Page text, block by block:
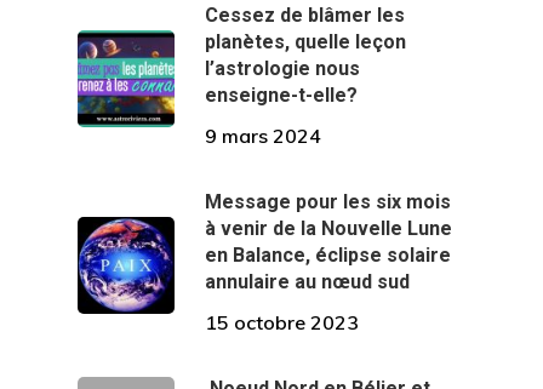
Cessez de blâmer les
planètes, quelle leçon
l’astrologie nous
enseigne-t-elle?
9 mars 2024
Message pour les six mois
à venir de la Nouvelle Lune
en Balance, éclipse solaire
annulaire au nœud sud
15 octobre 2023